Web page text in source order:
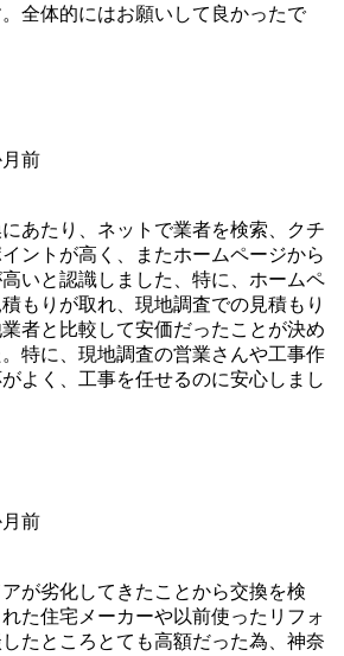
全体的にはお願いして良かったで
前
あたり、ネットで業者を検索、クチ
ントが高く、またホームページから
いと認識しました、特に、ホームペ
もりが取れ、現地調査での見積もり
者と比較して安価だったことが決め
特に、現地調査の営業さんや工事作
よく、工事を任せるのに安心しまし
月前
が劣化してきたことから交換を検
た住宅メーカーや以前使ったリフォ
たところとても高額だった為、神奈